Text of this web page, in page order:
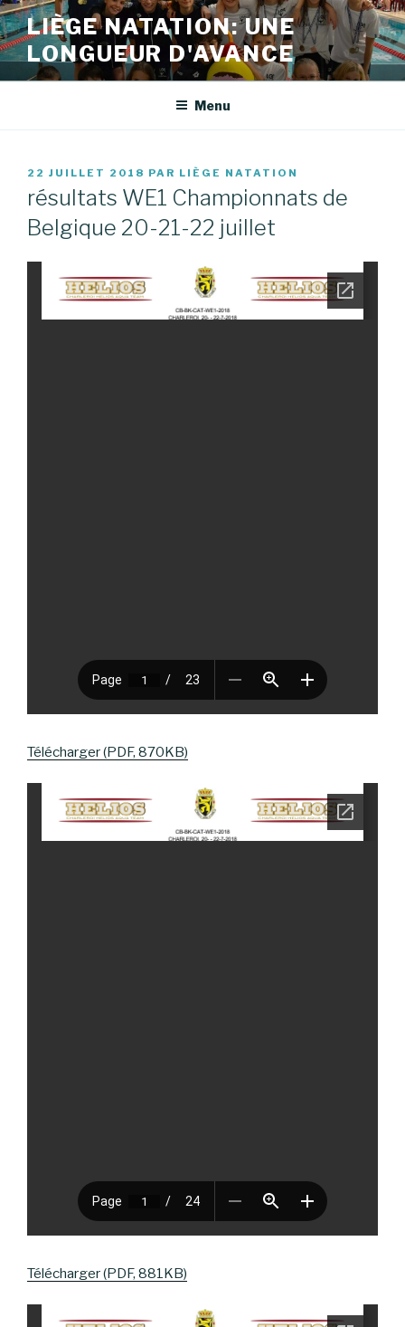
Aller
au
contenu
principal
LIÈGE NATATION: UNE
LONGUEUR D'AVANCE
Menu
PUBLIÉ
LE
22 JUILLET 2018 PAR LIÈGE NATATION
résultats WE1 Championnats de
Belgique 20-21-22 juillet
Télécharger (PDF, 870KB)
Télécharger (PDF, 881KB)